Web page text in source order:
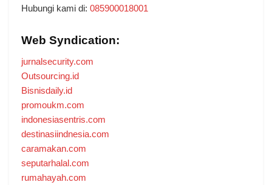
Hubungi kami di: 085900018001
Web Syndication:
jurnalsecurity.com
Outsourcing.id
Bisnisdaily.id
promoukm.com
indonesiasentris.com
destinasiindnesia.com
caramakan.com
seputarhalal.com
rumahayah.com